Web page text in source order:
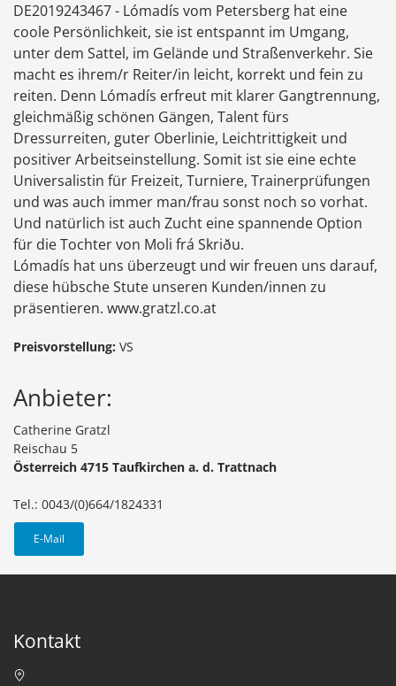
DE2019243467 - Lómadís vom Petersberg hat eine
coole Persönlichkeit, sie ist entspannt im Umgang,
unter dem Sattel, im Gelände und Straßenverkehr. Sie
macht es ihrem/r Reiter/in leicht, korrekt und fein zu
reiten. Denn Lómadís erfreut mit klarer Gangtrennung,
gleichmäßig schönen Gängen, Talent fürs
Dressurreiten, guter Oberlinie, Leichtrittigkeit und
positiver Arbeitseinstellung. Somit ist sie eine echte
Universalistin für Freizeit, Turniere, Trainerprüfungen
und was auch immer man/frau sonst noch so vorhat.
Und natürlich ist auch Zucht eine spannende Option
für die Tochter von Moli frá Skriðu.
Lómadís hat uns überzeugt und wir freuen uns darauf,
diese hübsche Stute unseren Kunden/innen zu
präsentieren. www.gratzl.co.at
Preisvorstellung: VS
Anbieter:
Catherine Gratzl
Reischau 5
Österreich 4715 Taufkirchen a. d. Trattnach
Tel.: 0043/(0)664/1824331
E-Mail
Kontakt